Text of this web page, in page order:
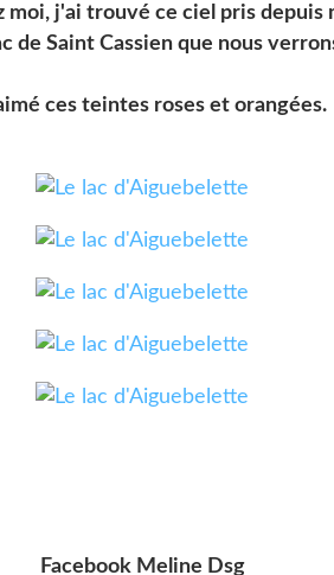
moi, j'ai trouvé ce ciel pris depuis
de Saint Cassien que nous
ces teintes roses et orangées.
Facebook Meline Dsg